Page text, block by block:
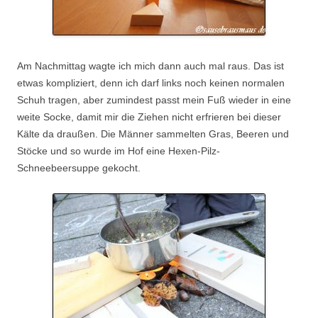
Am Nachmittag wagte ich mich dann auch mal raus. Das ist
etwas kompliziert, denn ich darf links noch keinen normalen
Schuh tragen, aber zumindest passt mein Fuß wieder in eine
weite Socke, damit mir die Ziehen nicht erfrieren bei dieser
Kälte da draußen. Die Männer sammelten Gras, Beeren und
Stöcke und so wurde im Hof eine Hexen-Pilz-
Schneebeersuppe gekocht.